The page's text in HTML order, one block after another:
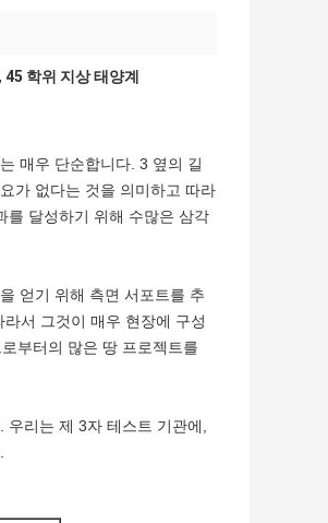
, 45 학위 지상 태양계
매우 단순합니다. 3 옆의 길
가 없다는 것을 의미하고 따라
를 달성하기 위해 수많은 삼각
얻기 위해 측면 서포트를 추
서 그것이 매우 현장에 구성
부터의 많은 땅 프로젝트를
우리는 제 3자 테스트 기관에,